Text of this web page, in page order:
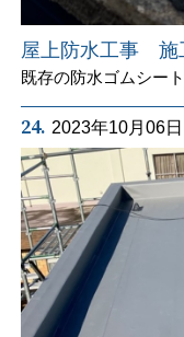
屋上防水工事 施
既存の防水ゴムシー
24. 2023年10月06日